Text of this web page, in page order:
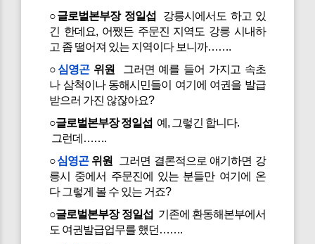
○글로벌본부장 정일섭 강릉시에서도 하고 있
긴 한데요, 어쨌든 주문진 지역도 강릉 시내하
고 좀 떨어져 있는 지역이다 보니까…….
○심영곤위원
그러면 예를 들어 가지고 속초
나 삼척이나 동해시민들이 여기에 여권을 발급
받으러 가진 않잖아요?
○글로벌본부장 정일섭 예, 그렇긴 합니다.
그런데…….
○심영곤위원
그러면 결론적으로 얘기하면 강
릉시 중에서 주문진에 있는 분들만 여기에 온
다 그렇게 볼 수 있는 거죠?
○글로벌본부장 정일섭 기존에 환동해본부에서
도 여권발급업무를 했던…….